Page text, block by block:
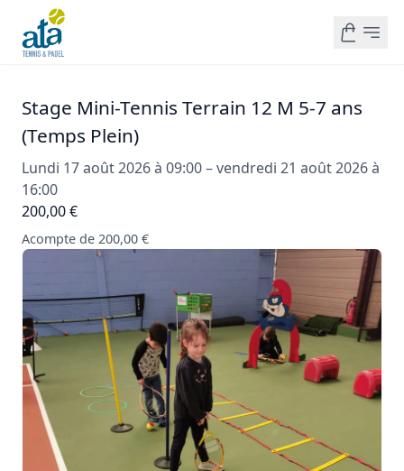
Stage Mini-Tennis Terrain 12 M 5-7 ans
(Temps Plein)
Lundi 17 août 2026 à 09:00 – vendredi 21 août 2026 à
16:00
200,00 €
Acompte de 200,00 €